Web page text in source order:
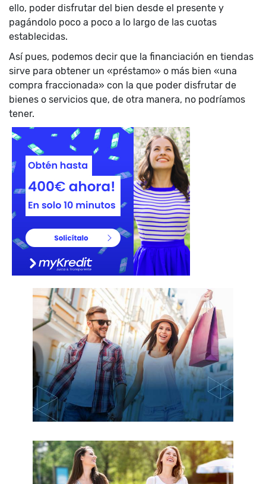
ello, poder disfrutar del bien desde el presente y
pagándolo poco a poco a lo largo de las cuotas
establecidas.
Así pues, podemos decir que la financiación en tiendas
sirve para obtener un «préstamo» o más bien «una
compra fraccionada» con la que poder disfrutar de
bienes o servicios que, de otra manera, no podríamos
tener.